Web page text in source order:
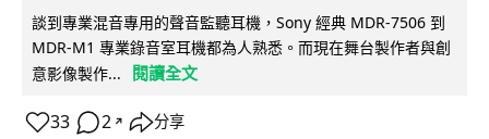
談到專業混音專用的聲音監聽耳機，Sony 經典 MDR-7506 到
MDR-M1 專業錄音室耳機都為人熟悉。而現在舞台製作者與創
意影像製作...
閱讀全文
33 2 ↗ 分享